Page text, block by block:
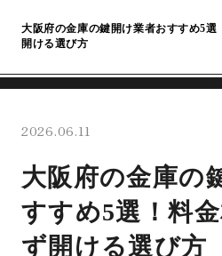
大阪府の金庫の鍵開け業者おすすめ5選
開ける選び方
2026.06.11
大阪府の金庫の
すすめ5選！料
ず開ける選び方